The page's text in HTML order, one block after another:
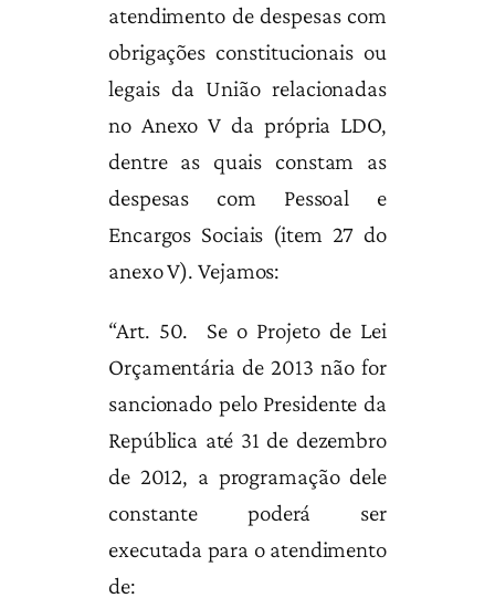
atendimento de despesas com
obrigações constitucionais ou
legais da União relacionadas
no Anexo V da própria LDO,
dentre as quais constam as
despesas com Pessoal e
Encargos Sociais (item 27 do
anexo V). Vejamos:
“Art. 50. Se o Projeto de Lei
Orçamentária de 2013 não for
sancionado pelo Presidente da
República até 31 de dezembro
de 2012, a programação dele
constante poderá ser
executada para o atendimento
de: